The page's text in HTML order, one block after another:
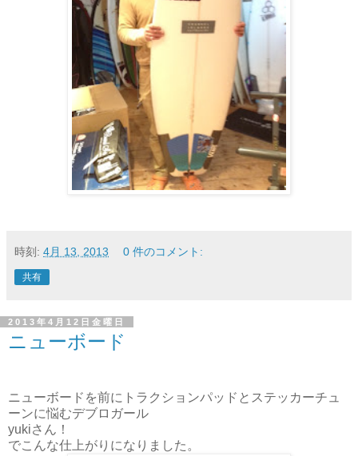
時刻: 4月 13, 2013 0 件のコメント:
共有
2013年4月12日金曜日
ニューボード
ニューボードを前にトラクションパッドとステッカーチュ
ーンに悩むデブロガール
yukiさん！
でこんな仕上がりになりました。